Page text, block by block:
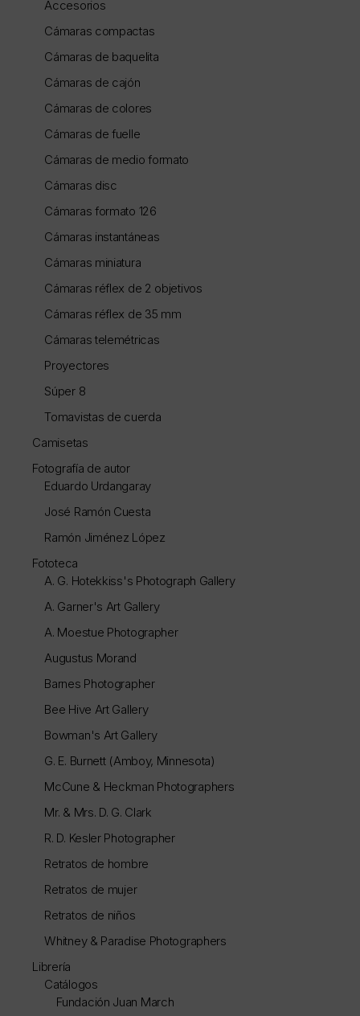
Accesorios
Cámaras compactas
Cámaras de baquelita
Cámaras de cajón
Cámaras de colores
Cámaras de fuelle
Cámaras de medio formato
Cámaras disc
Cámaras formato 126
Cámaras instantáneas
Cámaras miniatura
Cámaras réflex de 2 objetivos
Cámaras réflex de 35 mm
Cámaras telemétricas
Proyectores
Súper 8
Tomavistas de cuerda
Camisetas
Fotografía de autor
Eduardo Urdangaray
José Ramón Cuesta
Ramón Jiménez López
Fototeca
A. G. Hotekkiss's Photograph Gallery
A. Garner's Art Gallery
A. Moestue Photographer
Augustus Morand
Barnes Photographer
Bee Hive Art Gallery
Bowman's Art Gallery
G. E. Burnett (Amboy, Minnesota)
McCune & Heckman Photographers
Mr. & Mrs. D. G. Clark
R. D. Kesler Photographer
Retratos de hombre
Retratos de mujer
Retratos de niños
Whitney & Paradise Photographers
Librería
Catálogos
Fundación Juan March